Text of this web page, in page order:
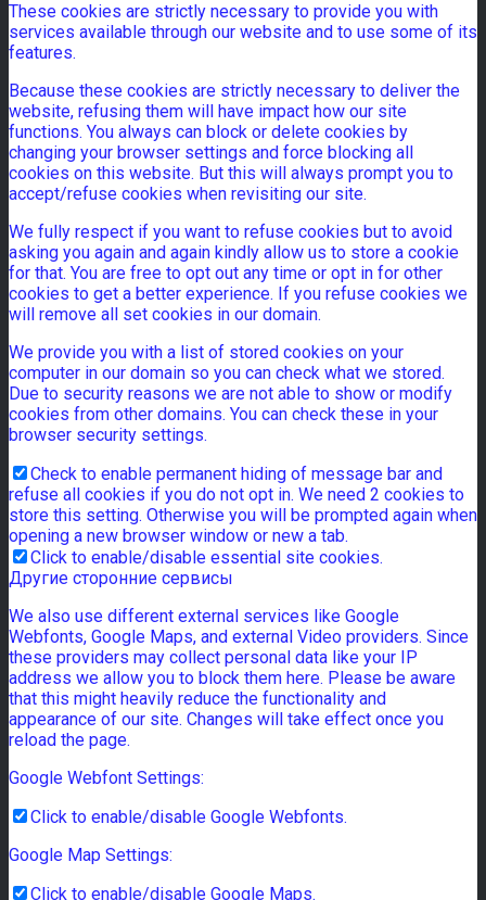
These cookies are strictly necessary to provide you with
services available through our website and to use some of its
features.
Because these cookies are strictly necessary to deliver the
website, refusing them will have impact how our site
functions. You always can block or delete cookies by
changing your browser settings and force blocking all
cookies on this website. But this will always prompt you to
accept/refuse cookies when revisiting our site.
We fully respect if you want to refuse cookies but to avoid
asking you again and again kindly allow us to store a cookie
for that. You are free to opt out any time or opt in for other
cookies to get a better experience. If you refuse cookies we
will remove all set cookies in our domain.
We provide you with a list of stored cookies on your
computer in our domain so you can check what we stored.
Due to security reasons we are not able to show or modify
cookies from other domains. You can check these in your
browser security settings.
Check to enable permanent hiding of message bar and
refuse all cookies if you do not opt in. We need 2 cookies to
store this setting. Otherwise you will be prompted again when
opening a new browser window or new a tab.
Click to enable/disable essential site cookies.
Другие сторонние сервисы
We also use different external services like Google
Webfonts, Google Maps, and external Video providers. Since
these providers may collect personal data like your IP
address we allow you to block them here. Please be aware
that this might heavily reduce the functionality and
appearance of our site. Changes will take effect once you
reload the page.
Google Webfont Settings:
Click to enable/disable Google Webfonts.
Google Map Settings:
Click to enable/disable Google Maps.